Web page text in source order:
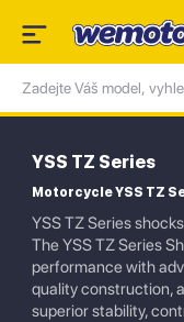
YSS TZ Series
Motorcycle YSS TZ
YSS TZ Series shocks
The YSS TZ Series
performance with
quality construction,
superior stability,